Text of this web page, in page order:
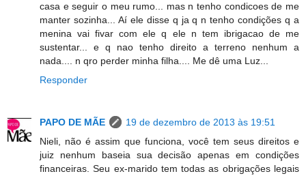
casa e seguir o meu rumo... mas n tenho condicoes de me
manter sozinha... Aí ele disse q ja q n tenho condições q a
menina vai fivar com ele q ele n tem ibrigacao de me
sustentar... e q nao tenho direito a terreno nenhum a
nada.... n qro perder minha filha.... Me dê uma Luz...
Responder
PAPO DE MÃE
19 de dezembro de 2013 às 19:51
Nieli, não é assim que funciona, você tem seus direitos e
juiz nenhum baseia sua decisão apenas em condições
financeiras. Seu ex-marido tem todas as obrigações legais